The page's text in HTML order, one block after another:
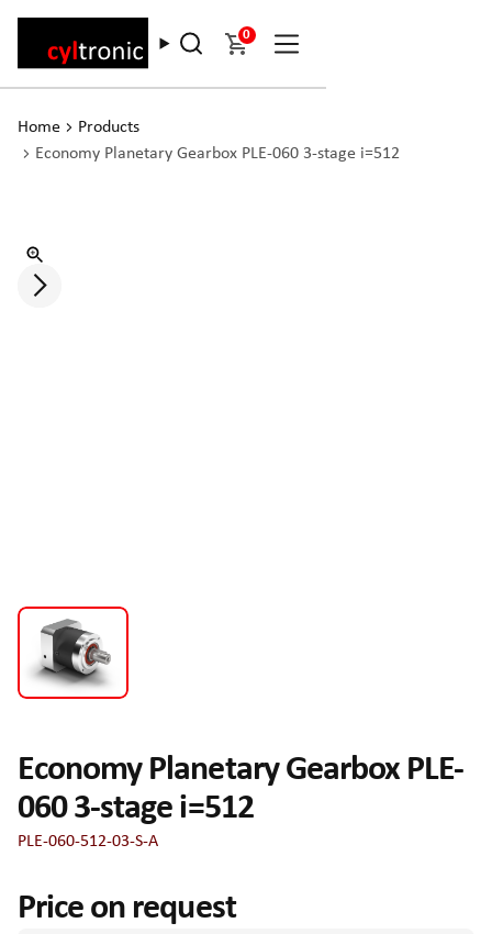
0
Home
Products
Economy Planetary Gearbox PLE-060 3-stage i=512
Economy Planetary Gearbox PLE-
060 3-stage i=512
PLE-060-512-03-S-A
Price on request